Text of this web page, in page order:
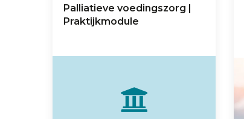
Palliatieve voedingszorg |
Praktijkmodule